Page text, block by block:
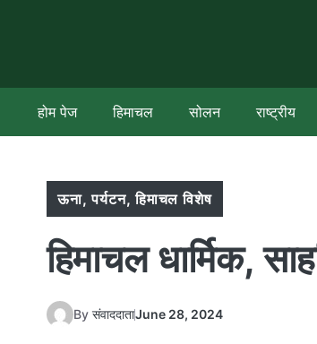
होम पेज हिमाचल सोलन राष्ट्रीय
ऊना,पर्यटन,हिमाचल विशेष
हिमाचल धार्मिक,
By संवाददाताJune 28, 2024